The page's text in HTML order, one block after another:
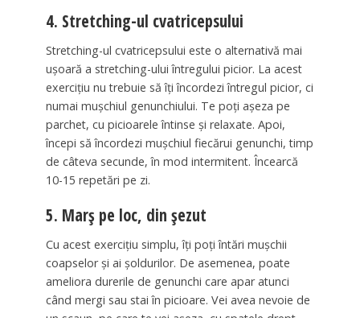
4. Stretching-ul cvatricepsului
Stretching-ul cvatricepsului este o alternativă mai
ușoară a stretching-ului întregului picior. La acest
exercițiu nu trebuie să îți încordezi întregul picior, ci
numai mușchiul genunchiului. Te poți așeza pe
parchet, cu picioarele întinse și relaxate. Apoi,
începi să încordezi mușchiul fiecărui genunchi, timp
de câteva secunde, în mod intermitent. Încearcă
10-15 repetări pe zi.
5. Marș pe loc, din șezut
Cu acest exercițiu simplu, îți poți întări mușchii
coapselor și ai șoldurilor. De asemenea, poate
ameliora durerile de genunchi care apar atunci
când mergi sau stai în picioare. Vei avea nevoie de